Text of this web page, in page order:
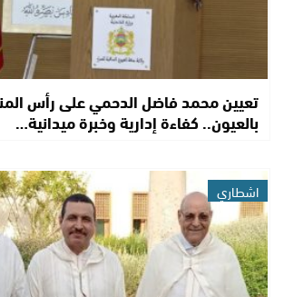
تعيين محمد فاضل الدحمي على رأس
بالعيون.. كفاءة إدارية وخبرة ميدانية…
اشطاري